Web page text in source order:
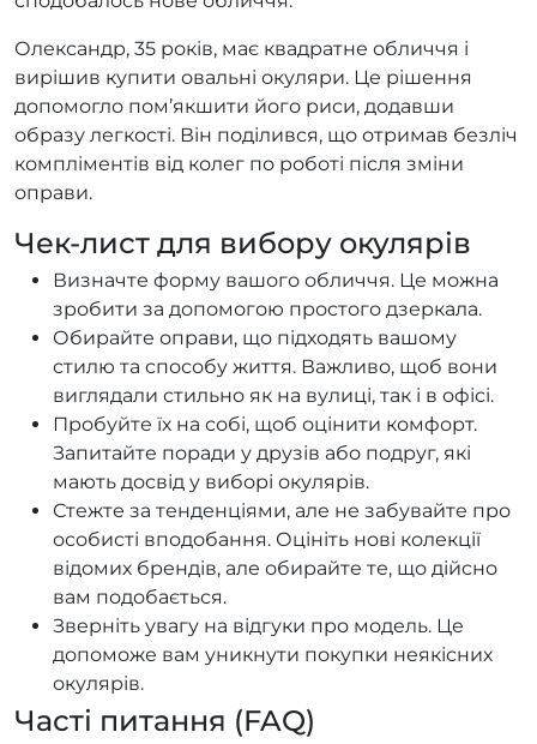
Олександр, 35 років, має квадратне обличчя і
вирішив купити овальні окуляри. Це рішення
допомогло пом’якшити його риси, додавши
образу легкості. Він поділився, що отримав безліч
компліментів від колег по роботі після зміни
оправи.
Чек-лист для вибору окулярів
Визначте форму вашого обличчя. Це можна
зробити за допомогою простого дзеркала.
Обирайте оправи, що підходять вашому
стилю та способу життя. Важливо, щоб вони
виглядали стильно як на вулиці, так і в офісі.
Пробуйте їх на собі, щоб оцінити комфорт.
Запитайте поради у друзів або подруг, які
мають досвід у виборі окулярів.
Стежте за тенденціями, але не забувайте про
особисті вподобання. Оцініть нові колекції
відомих брендів, але обирайте те, що дійсно
вам подобається.
Зверніть увагу на відгуки про модель. Це
допоможе вам уникнути покупки неякісних
окулярів.
Часті питання (FAQ)